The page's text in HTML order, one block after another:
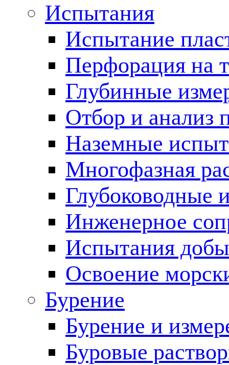
Испытания
Испытание
Перфорация на
Глубинные
Отбор и анализ
Наземные
Многофазная
Глубоководные
Инженерное
Испытания
Освоение
Бурение
Бурение и
Буровые